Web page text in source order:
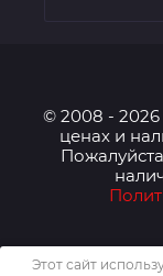
© 2008 -
ценах и
Этот сайт